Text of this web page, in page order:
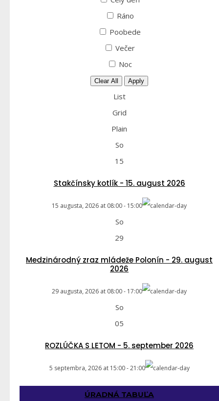
Ráno
Poobede
Večer
Noc
Clear All Apply
List
Grid
Plain
So
15
Stakčínsky kotlík - 15. august 2026
15 augusta, 2026 at 08:00- 15:00
So
29
Medzinárodný zraz mládeže Polonín - 29. august
2026
29 augusta, 2026 at 08:00- 17:00
So
05
ROZLÚČKA S LETOM - 5. september 2026
5 septembra, 2026 at 15:00-21:00
ÚRADNÁ TABUĽA